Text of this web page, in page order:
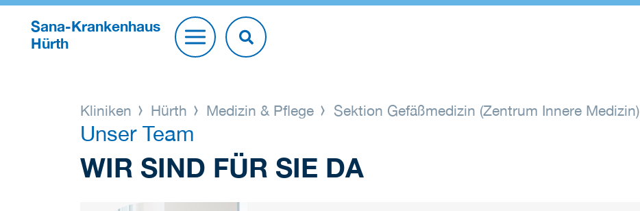
Sana-Krankenhaus
Hürth
Kliniken Hürth Medizin & Pflege Sektion Gefäßmedizin (Zentrum Innere Medizin)
Unser Team
WIR SIND FÜR SIE DA